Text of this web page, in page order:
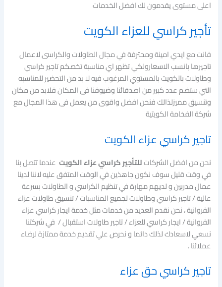
اعلى مستوى يقدمون لك افضل الخدمات
تأجير كراسي للعزاء الكويت
فانت مع ايدي امينة ومحترفة في مجال الطاولات والكراسى لاعمال
تاجيرها بانسب الاسعارولكي تظهر اي مناسبة تخصكم تاجير كراسي
وطاولات بالكويت بالمستوي المرغوب فيه لا بد من التحضير للمناسبه
التي ستضم عدد كبير من اصدقائنا وضيوفنا فى المكان فلابد من مكان
وتنسيق مميزلذالك فنحن افضل واقوى من يعمل فى هذا المجال مع
شركة الفخامة الكويتية
تاجير كراسي عزاء الكويت
نحن من افضل الشركاتللتأجير كراسي عزاء الكويت عندما تتصل بنا
في وقت قليل سوف نكون جاهذين في الوقت المتفق عليه لاننا لدينا
عمال مدربين و لديهم مهارة في تنظيم الكراسي و الطاولات بسرعة
عالية / تاجير كراسي وطاولات لجميع المناسبات / تنسيق طاولات عزاء
الفروانية ، نحن نقدم العديد من خدمات مثل خدمة ايجار كراسي عزاء
الفروانية / ايجار كراسي للعزاء / تاجير طاولات استقبال / في شركتنا
نسعي لاسعادك لذلك دائما و نحرص علي تقديم خدمة ممتازة لرضاء
عملائنا .
تاجير كراسي حق عزاء